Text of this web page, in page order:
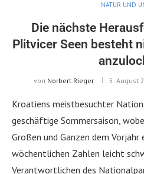
NATUR UND
Die nächste
Plitvicer Seen besteht
von Norbert Rieger 5. August
Kroatiens meistbesuchter
geschäftige Sommersaison,
Großen und Ganzen dem Vorjahr
wöchentlichen Zahlen leicht
Verantwortlichen des